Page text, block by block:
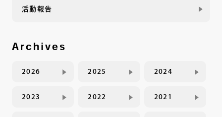
活動報告
Archives
2026 2025 2024
2023 2022 2021